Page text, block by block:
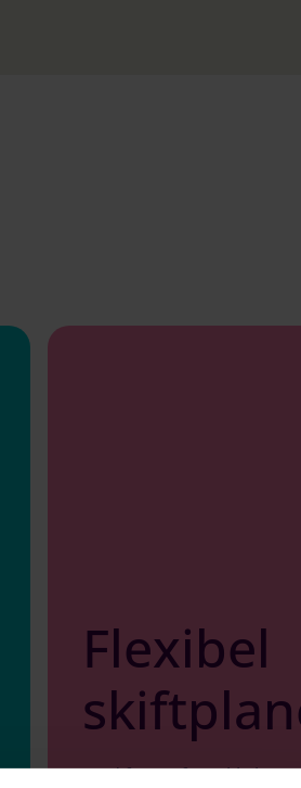
Flexibel
Stöd för att förenkla